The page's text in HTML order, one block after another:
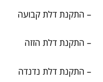
– התקנת דלת קבועה
– התקנת דלת הזזה
– התקנת דלת נדנדה